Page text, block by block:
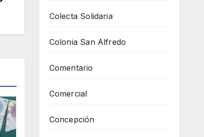
Colecta Solidaria
Colonia San Alfredo
Comentario
Comercial
Concepción